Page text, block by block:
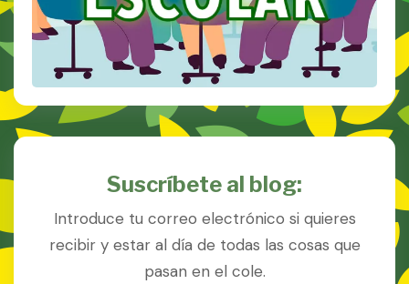
Suscríbete al blog:
Introduce tu correo electrónico si quieres
recibir y estar al día de todas las cosas que
pasan en el cole.